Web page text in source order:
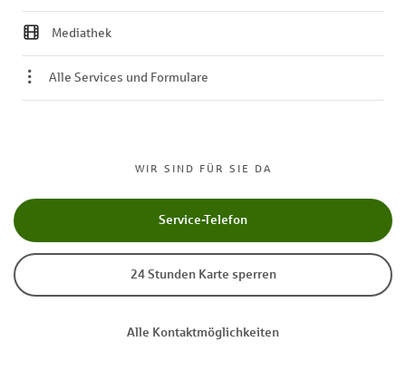
WIR SIND FÜR SIE DA
Service-Telefon
24 Stunden Karte sperren
Alle Kontaktmöglichkeiten
Mediathek
Alle Services und Formulare